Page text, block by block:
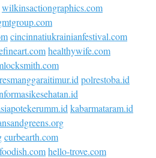
wilkinsactiongraphics.com
cincinnatiukrainianfestival.com
healthywife.com
polrestoba.id
kabarmataram.id
curbearth.com
hello-trove.com